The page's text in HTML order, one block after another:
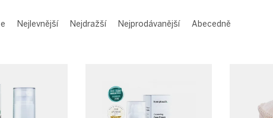
Nejlevnější Nejdražší Nejprodávanější Abecedně